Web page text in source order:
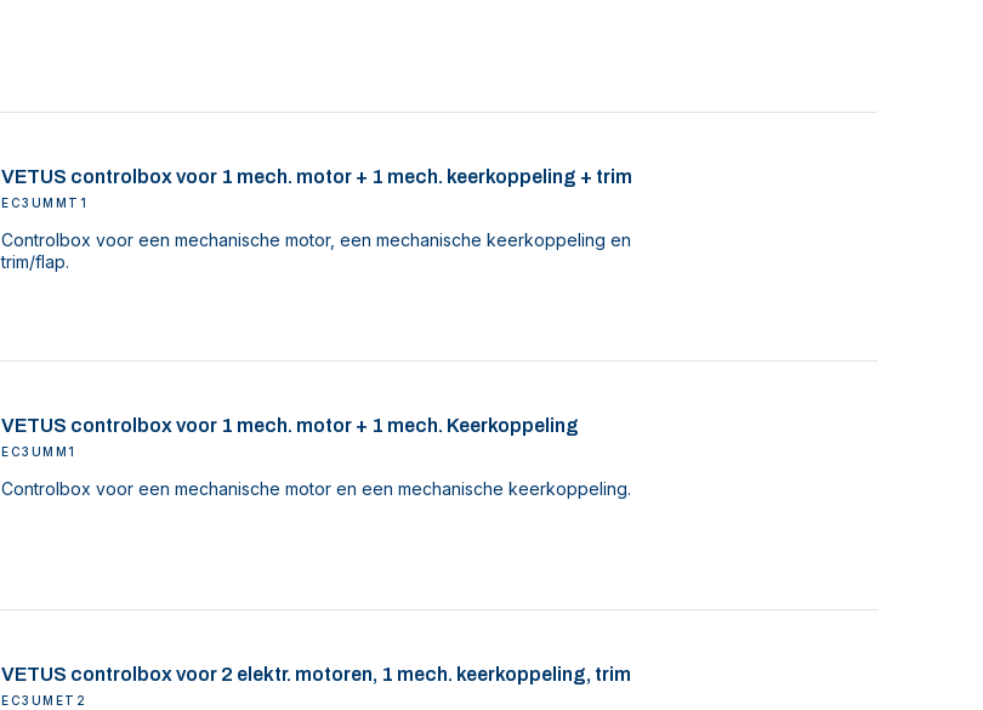
VETUS controlbox voor 1 mech. motor + 1 mech. keerkoppeling + trim
EC3UMMT1
Controlbox voor een mechanische motor, een mechanische keerkoppeling en
trim/flap.
VETUS controlbox voor 1 mech. motor + 1 mech. Keerkoppeling
EC3UMM1
Controlbox voor een mechanische motor en een mechanische keerkoppeling.
VETUS controlbox voor 2 elektr. motoren, 1 mech. keerkoppeling, trim
EC3UMET2